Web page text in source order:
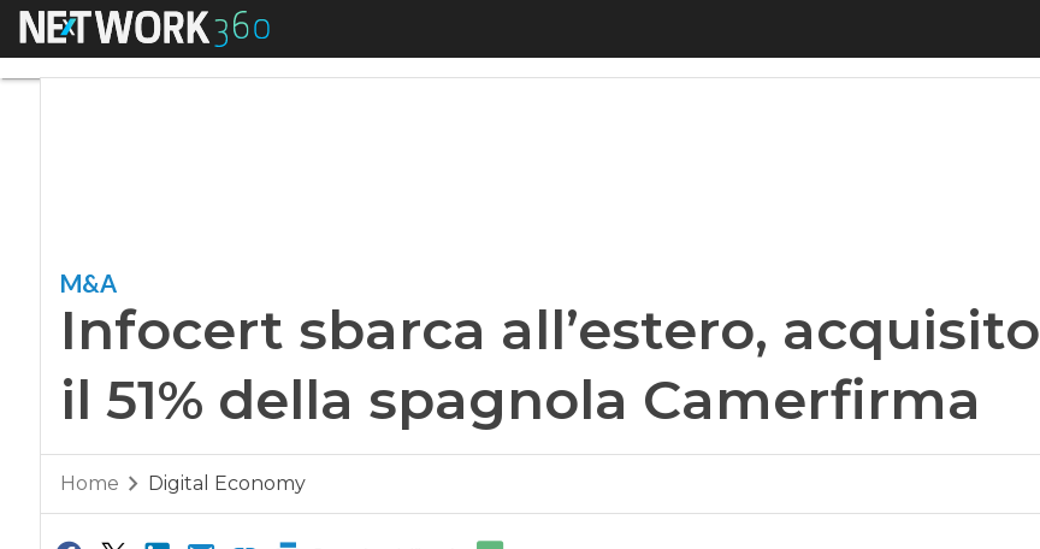
Menu
M&A
Infocert sbarca all’estero, acquisito
il 51% della spagnola Camerfirma
Home Digital Economy